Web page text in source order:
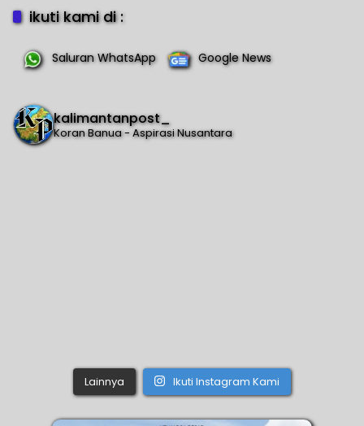
ikuti kami di :
Saluran WhatsApp Google News
kalimantanpost_
Koran Banua - Aspirasi Nusantara
Lainnya Ikuti Instagram Kami